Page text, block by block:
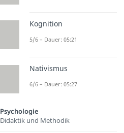
Kognition
5/6 – Dauer: 05:21
Nativismus
6/6 – Dauer: 05:27
Psychologie
Didaktik und Methodik